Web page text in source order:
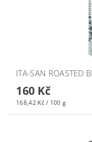
ITA-SAN ROASTED
160 Kč
168,42 Kč / 100 g